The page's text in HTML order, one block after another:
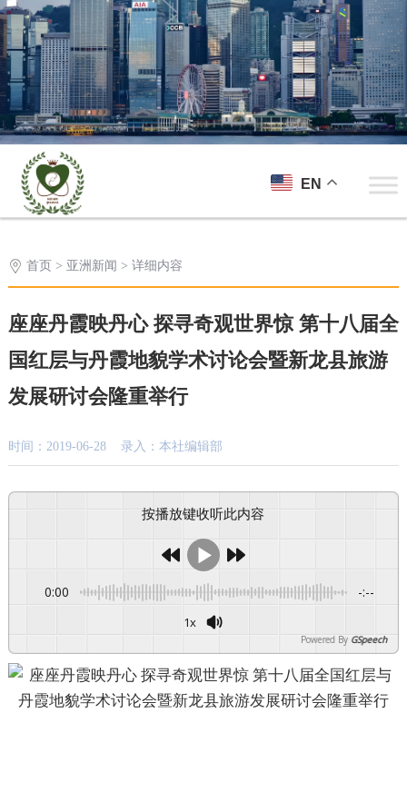
EN
首页 > 亚洲新闻 > 详细内容
座座丹霞映丹心 探寻奇观世界惊 第十八届全
国红层与丹霞地貌学术讨论会暨新龙县旅游
发展研讨会隆重举行
时间：2019-06-28 录入：本社编辑部
按播放键收听此内容
0:00 -:--
1x
Powered By GSpeech